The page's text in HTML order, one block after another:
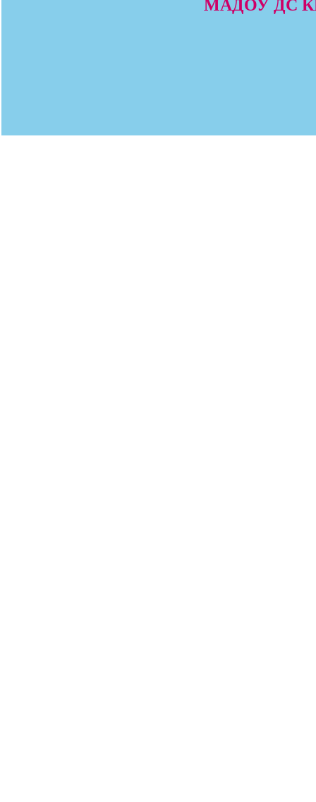
МАДОУ ДС